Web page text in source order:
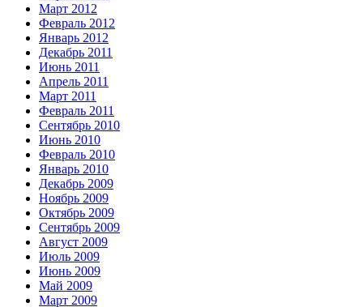
Март 2012
Февраль 2012
Январь 2012
Декабрь 2011
Июнь 2011
Апрель 2011
Март 2011
Февраль 2011
Сентябрь 2010
Июнь 2010
Февраль 2010
Январь 2010
Декабрь 2009
Ноябрь 2009
Октябрь 2009
Сентябрь 2009
Август 2009
Июль 2009
Июнь 2009
Май 2009
Март 2009